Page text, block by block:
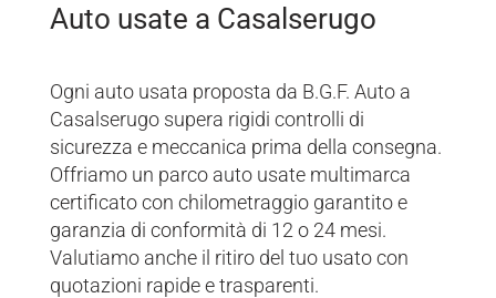
Auto usate a Casalserugo
Ogni auto usata proposta da B.G.F. Auto a
Casalserugo supera rigidi controlli di
sicurezza e meccanica prima della consegna.
Offriamo un parco auto usate multimarca
certificato con chilometraggio garantito e
garanzia di conformità di 12 o 24 mesi.
Valutiamo anche il ritiro del tuo usato con
quotazioni rapide e trasparenti.